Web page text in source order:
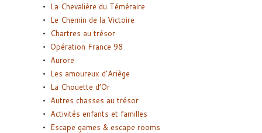
La Chevalière du Téméraire
Le Chemin de la Victoire
Chartres au trésor
Opération France 98
Aurore
Les amoureux d’Ariège
La Chouette d’Or
Autres chasses au trésor
Activités enfants et familles
Escape games & escape rooms